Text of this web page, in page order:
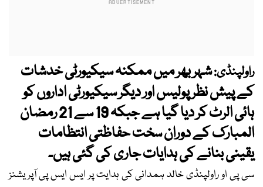
راولپنڈی:شہر بھر میں ممکنہ سیکیورٹی خدشات
کے پیش نظر پولیس اور دیگر سیکیورٹی اداروں کو
ہائی الرٹ کر دیا گیا ہے جبکہ 19 سے 21 رمضان
المبارک کے دوران سخت حفاظتی انتظامات
یقینی بنانے کی ہدایات جاری کی گئی ہیں۔
سی پی او راولپنڈی خالد ہمدانی کی ہدایت پر ایس ایس پی آپریشنز